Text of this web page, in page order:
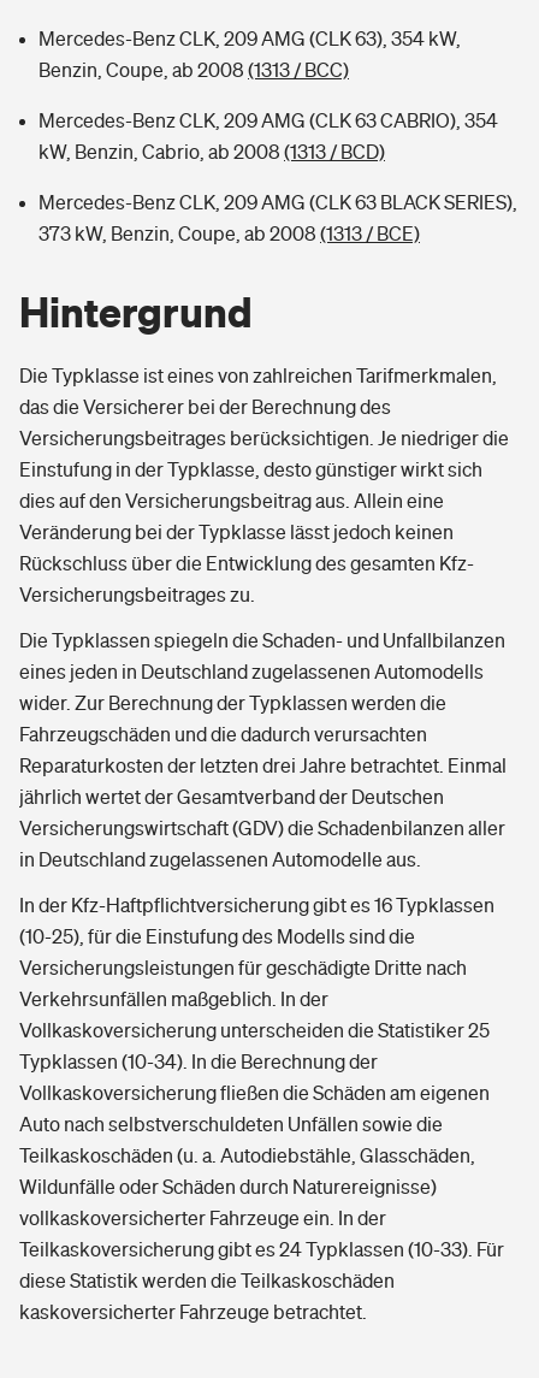
Mercedes-Benz CLK, 209 AMG (CLK 63), 354 kW,
Benzin, Coupe, ab 2008 (1313 / BCC)
Mercedes-Benz CLK, 209 AMG (CLK 63 CABRIO), 354
kW, Benzin, Cabrio, ab 2008 (1313 / BCD)
Mercedes-Benz CLK, 209 AMG (CLK 63 BLACK SERIES),
373 kW, Benzin, Coupe, ab 2008 (1313 / BCE)
Hintergrund
Die Typklasse ist eines von zahlreichen Tarifmerkmalen,
das die Versicherer bei der Berechnung des
Versicherungsbeitrages berücksichtigen. Je niedriger die
Einstufung in der Typklasse, desto günstiger wirkt sich
dies auf den Versicherungsbeitrag aus. Allein eine
Veränderung bei der Typklasse lässt jedoch keinen
Rückschluss über die Entwicklung des gesamten Kfz-
Versicherungsbeitrages zu.
Die Typklassen spiegeln die Schaden- und Unfallbilanzen
eines jeden in Deutschland zugelassenen Automodells
wider. Zur Berechnung der Typklassen werden die
Fahrzeugschäden und die dadurch verursachten
Reparaturkosten der letzten drei Jahre betrachtet. Einmal
jährlich wertet der Gesamtverband der Deutschen
Versicherungswirtschaft (GDV) die Schadenbilanzen aller
in Deutschland zugelassenen Automodelle aus.
In der Kfz-Haftpflichtversicherung gibt es 16 Typklassen
(10-25), für die Einstufung des Modells sind die
Versicherungsleistungen für geschädigte Dritte nach
Verkehrsunfällen maßgeblich. In der
Vollkaskoversicherung unterscheiden die Statistiker 25
Typklassen (10-34). In die Berechnung der
Vollkaskoversicherung fließen die Schäden am eigenen
Auto nach selbstverschuldeten Unfällen sowie die
Teilkaskoschäden (u. a. Autodiebstähle, Glasschäden,
Wildunfälle oder Schäden durch Naturereignisse)
vollkaskoversicherter Fahrzeuge ein. In der
Teilkaskoversicherung gibt es 24 Typklassen (10-33). Für
diese Statistik werden die Teilkaskoschäden
kaskoversicherter Fahrzeuge betrachtet.